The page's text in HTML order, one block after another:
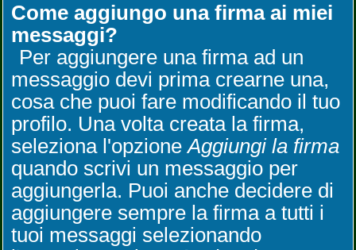
Come aggiungo una firma ai miei
messaggi?
Per aggiungere una firma ad un
messaggio devi prima crearne una,
cosa che puoi fare modificando il tuo
profilo. Una volta creata la firma,
seleziona l'opzioneAggiungi la firma
quando scrivi un messaggio per
aggiungerla. Puoi anche decidere di
aggiungere sempre la firma a tutti i
tuoi messaggi selezionando